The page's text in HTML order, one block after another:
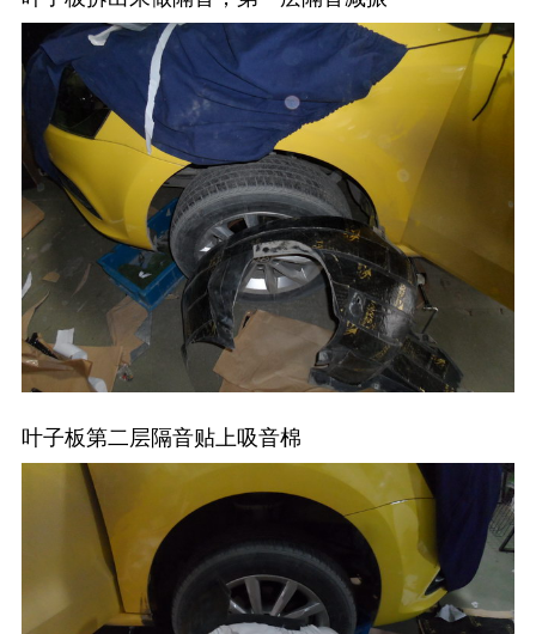
叶子板第二层隔音贴上吸音棉